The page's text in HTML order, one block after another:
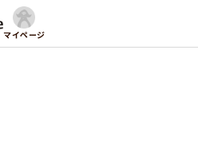
マイページ